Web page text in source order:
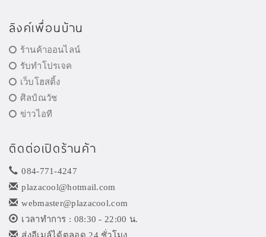
ลิงค์เพื่อนบ้าน
ร้านค้าออนไลน์
รับทำโปรเจค
เว็บโฮสติ้ง
ศิลป์ณวัช
ข่าวไอที
ติดต่อเปิดร้านค้า
084-771-4247
plazacool@hotmail.com
webmaster@plazacool.com
เวลาทำการ : 08:30 - 22:00 น.